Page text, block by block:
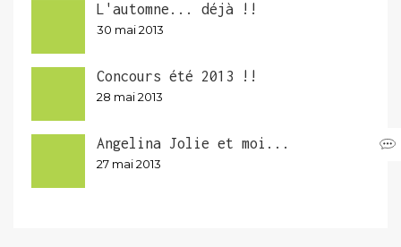
L'automne... déjà !!
30 mai 2013
Concours été 2013 !!
28 mai 2013
Angelina Jolie et moi...
27 mai 2013